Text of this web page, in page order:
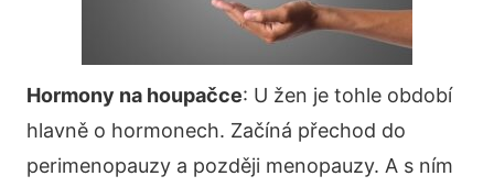
Hormony na houpačce: U žen je tohle období
hlavně o hormonech. Začíná přechod do
perimenopauzy a později menopauzy. A s ním